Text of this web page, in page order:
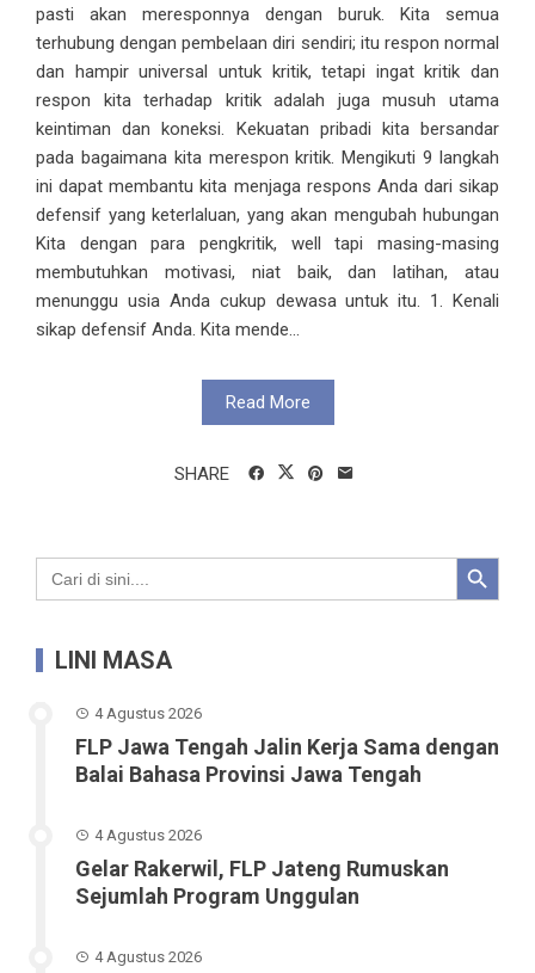
pasti akan meresponnya dengan buruk. Kita semua
terhubung dengan pembelaan diri sendiri; itu respon normal
dan hampir universal untuk kritik, tetapi ingat kritik dan
respon kita terhadap kritik adalah juga musuh utama
keintiman dan koneksi. Kekuatan pribadi kita bersandar
pada bagaimana kita merespon kritik. Mengikuti 9 langkah
ini dapat membantu kita menjaga respons Anda dari sikap
defensif yang keterlaluan, yang akan mengubah hubungan
Kita dengan para pengkritik, well tapi masing-masing
membutuhkan motivasi, niat baik, dan latihan, atau
menunggu usia Anda cukup dewasa untuk itu. 1. Kenali
sikap defensif Anda. Kita mende...
Read More
SHARE
Search
for:
Search Button
LINI MASA
4 Agustus 2026
FLP Jawa Tengah Jalin Kerja Sama dengan
Balai Bahasa Provinsi Jawa Tengah
4 Agustus 2026
Gelar Rakerwil, FLP Jateng Rumuskan
Sejumlah Program Unggulan
4 Agustus 2026